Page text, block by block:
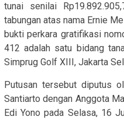
tunai senilai
tabungan atas nama Ernie
bukti perkara gratifikasi
412 adalah satu bidang
Simprug Golf XIII, Jakarta
Putusan tersebut diputus
Santiarto dengan Anggota
Edi Yono pada Selasa, 16